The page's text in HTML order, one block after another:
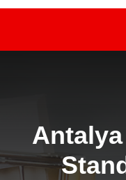
Antalya